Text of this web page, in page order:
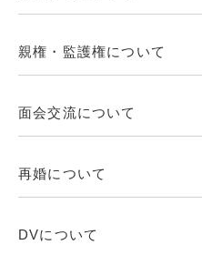
親権・監護権について
面会交流について
再婚について
DVについて